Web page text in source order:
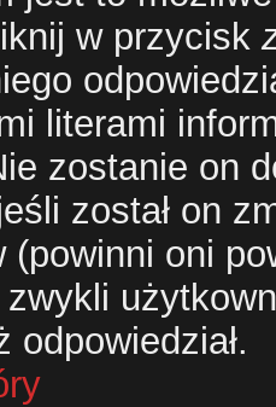
w przycisk
literami
zostanie on
został on
(powinni oni
odpowiedział.